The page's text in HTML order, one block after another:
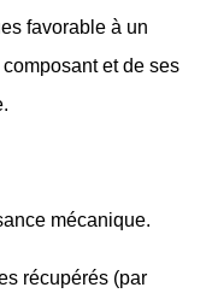
favorable à un
et de ses
mécanique.
récupérés (par